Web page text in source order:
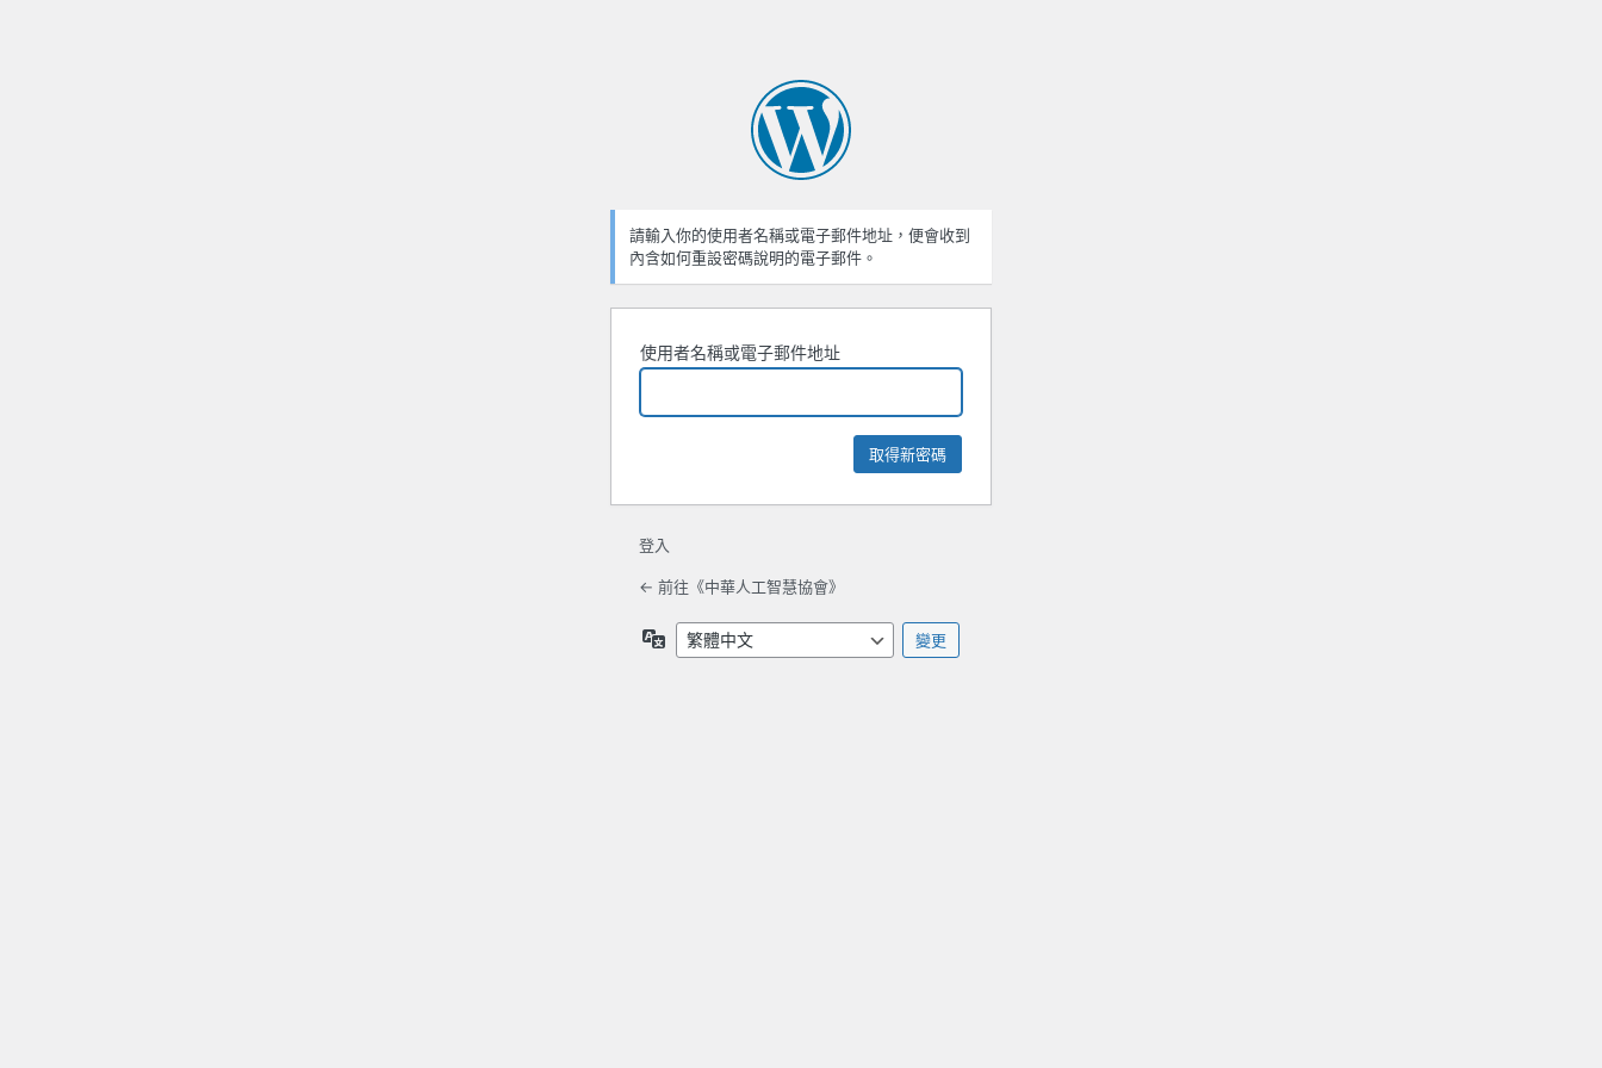
請輸入你的使用者名稱或電子郵件地址，便會收到
內含如何重設密碼說明的電子郵件。
使用者名稱或電子郵件地址
登入
← 前往《中華人工智慧協會》
言